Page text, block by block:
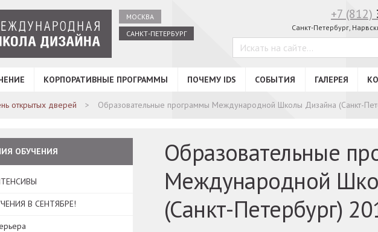
МОСКВА
САНКТ-ПЕТЕРБУРГ
+7 (812)
Санкт-Петербург,
КОРПОРАТИВНЫЕ ПРОГРАММЫ ПОЧЕМУ IDS СОБЫТИЯ ГАЛЕРЕЯ
открытых дверей Образовательные программы Международной Школы Дизайна (Санкт-
ОБУЧЕНИЯ
В СЕНТЯБРЕ!
Образовательные
Международной
(Санкт-Петербург)